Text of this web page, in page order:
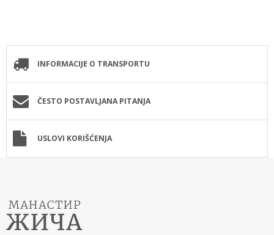
INFORMACIJE O TRANSPORTU
ČESTO POSTAVLJANA PITANJA
USLOVI KORIŠĆENJA